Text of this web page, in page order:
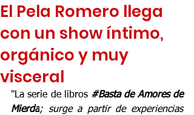
El Pela Romero llega
con un show íntimo,
orgánico y muy
visceral
"La serie de libros #Basta de Amores de
Mierda; surge a partir de experiencias